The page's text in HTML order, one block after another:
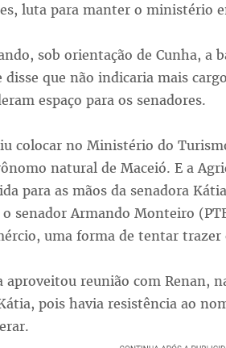
luta para manter o ministério
sob orientação de Cunha, a
que não indicaria mais
espaço para os senadores.
colocar no Ministério do
natural de Maceió. E a
para as mãos da senadora
senador Armando Monteiro
uma forma de tentar trazer
aproveitou reunião com Renan,
pois havia resistência ao